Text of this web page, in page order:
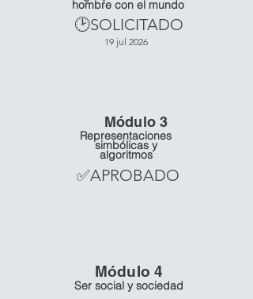
hombre con el mundo
🕑SOLICITADO
19 jul 2026
Módulo 3
Representaciones
simbólicas y
algoritmos
✅APROBADO
Módulo 4
Ser social y sociedad